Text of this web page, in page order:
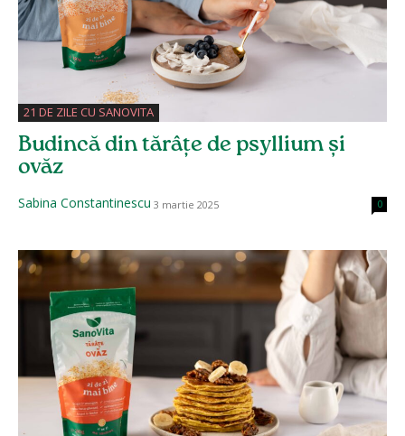
21 DE ZILE CU SANOVITA
Budincă din tărâțe de psyllium și
ovăz
Sabina Constantinescu 3 martie 2025 0